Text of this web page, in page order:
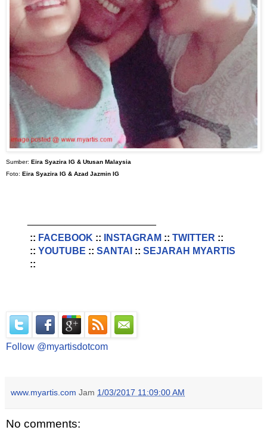
Sumber: Eira Syazira IG & Utusan Malaysia
Foto: Eira Syazira IG & Azad Jazmin IG
:: FACEBOOK :: INSTAGRAM :: TWITTER ::
:: YOUTUBE :: SANTAI :: SEJARAH MYARTIS
::
Follow @myartisdotcom
www.myartis.com Jam 1/03/2017 11:09:00 AM
No comments: